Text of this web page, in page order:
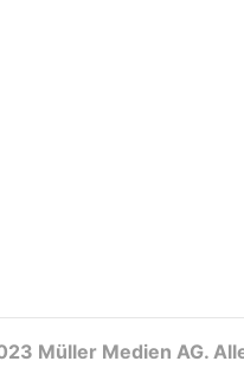
Müller Medien AG.